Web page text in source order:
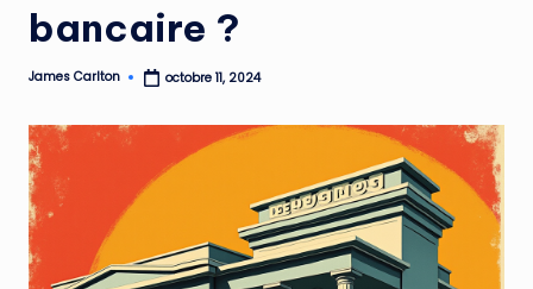
bancaire ?
Posted
James Carlton octobre 11, 2024